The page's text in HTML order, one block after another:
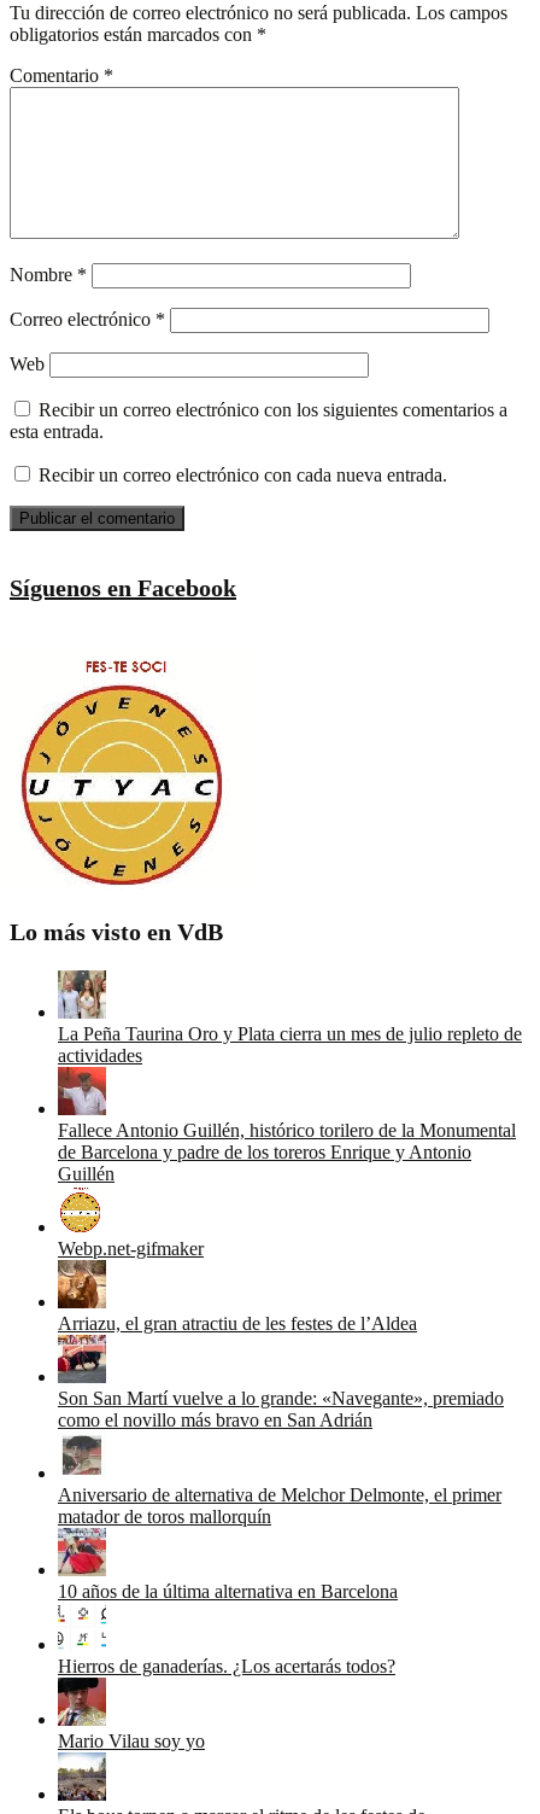
Tu dirección de correo electrónico no será publicada. Los campos
obligatorios están marcados con *
Comentario *
Nombre *
Correo electrónico *
Web
Recibir un correo electrónico con los siguientes comentarios a
esta entrada.
Recibir un correo electrónico con cada nueva entrada.
Síguenos en Facebook
Lo más visto en VdB
La Peña Taurina Oro y Plata cierra un mes de julio repleto de
actividades
Fallece Antonio Guillén, histórico torilero de la Monumental
de Barcelona y padre de los toreros Enrique y Antonio
Guillén
Webp.net-gifmaker
Arriazu, el gran atractiu de les festes de l’Aldea
Son San Martí vuelve a lo grande: «Navegante», premiado
como el novillo más bravo en San Adrián
Aniversario de alternativa de Melchor Delmonte, el primer
matador de toros mallorquín
10 años de la última alternativa en Barcelona
Hierros de ganaderías. ¿Los acertarás todos?
Mario Vilau soy yo